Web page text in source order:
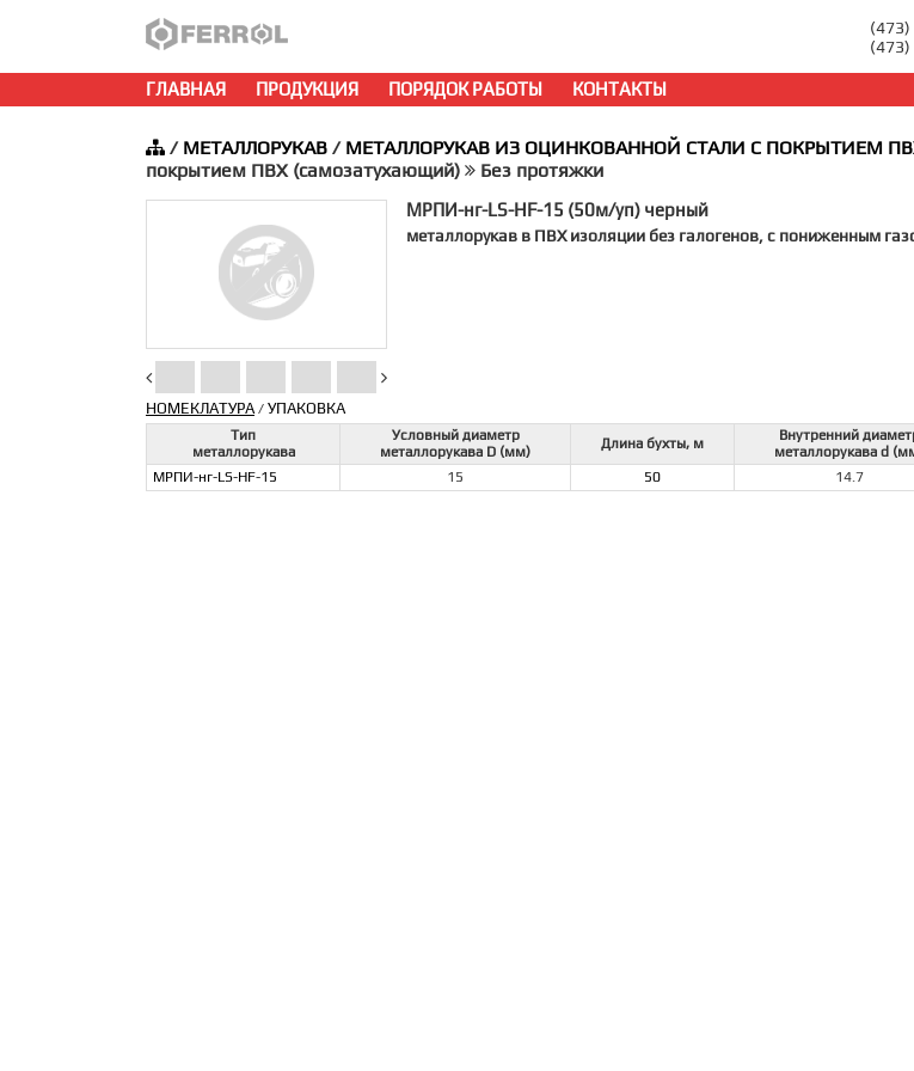
(473)
(473)
ГЛАВНАЯ ПРОДУКЦИЯ ПОРЯДОК РАБОТЫ КОНТАКТЫ
/ МЕТАЛЛОРУКАВ / МЕТАЛЛОРУКАВ ИЗ ОЦИНКОВАННОЙ СТАЛИ С ПОКРЫТИЕМ
покрытием ПВХ (самозатухающий)
Без протяжки
МРПИ-нг-LS-HF-15 (50м/уп) черный
металлорукав в ПВХ изоляции без галогенов, с пониженным
НОМЕКЛАТУРА/ УПАКОВКА
Тип
металлорукава
Условный диаметр
металлорукава D (мм)
Длина бухты, м
Внутренний
металлорукава d
МРПИ-нг-LS-HF-15
15 50 14.7